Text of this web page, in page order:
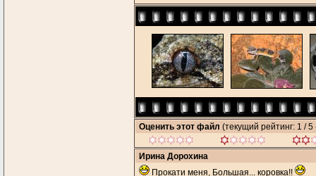
Оценить этот файл (текущий рейтинг: 1 / 5
Ирина Дорохина
Прокати меня, Большая... коровка!!